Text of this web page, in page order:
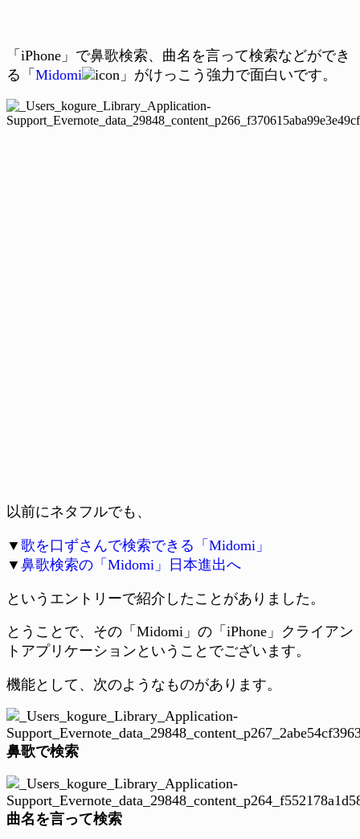
「iPhone」で鼻歌検索、曲名を言って検索などができ
る「 Midomi 」がけっこう強力で面白いです。
以前にネタフルでも、
▼ 歌を口ずさんで検索できる「Midomi」
▼ 鼻歌検索の「Midomi」日本進出へ
というエントリーで紹介したことがありました。
とうことで、その「Midomi」の「iPhone」クライアン
トアプリケーションということでございます。
機能として、次のようなものがあります。
鼻歌で検索
曲名を言って検索